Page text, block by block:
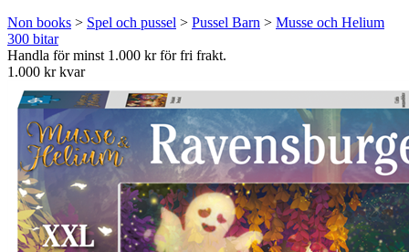
Non books > Spel och pussel > Pussel Barn > Musse och Helium
300 bitar
Handla för minst 1.000 kr för fri frakt.
1.000 kr kvar